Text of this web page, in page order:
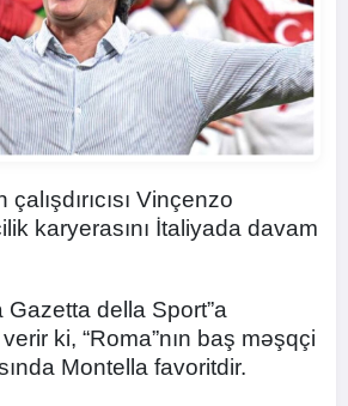
Vinçenzo
karyerasını İtaliyada davam
Gazetta della Sport”a
ki, “Roma”nın baş məşqçi
Montella favoritdir.